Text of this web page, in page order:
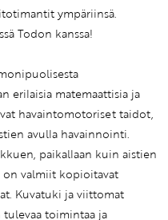
ympäriinsä.
Todon kanssa!
erilaisia matemaattisia ja
havaintomotoriset taidot,
avulla havainnointi.
paikallaan kuin aistien
valmiit kopioitavat
Kuvatuki ja viittomat
tulevaa toimintaa ja